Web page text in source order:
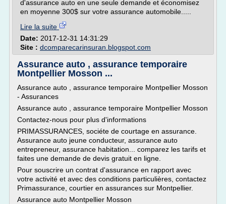
d'assurance auto en une seule demande et économisez
en moyenne 300$ sur votre assurance automobile.....
Lire la suite
Date: 2017-12-31 14:31:29
Site : dcomparecarinsuran.blogspot.com
Assurance auto , assurance temporaire
Montpellier Mosson ...
Assurance auto , assurance temporaire Montpellier Mosson
- Assurances
Assurance auto , assurance temporaire Montpellier Mosson
Contactez-nous pour plus d'informations
PRIMASSURANCES, sociéte de courtage en assurance.
Assurance auto jeune conducteur, assurance auto
entrepreneur, assurance habitation... comparez les tarifs et
faites une demande de devis gratuit en ligne.
Pour souscrire un contrat d'assurance en rapport avec
votre activité et avec des conditions particulières, contactez
Primassurance, courtier en assurances sur Montpellier.
Assurance auto Montpellier Mosson